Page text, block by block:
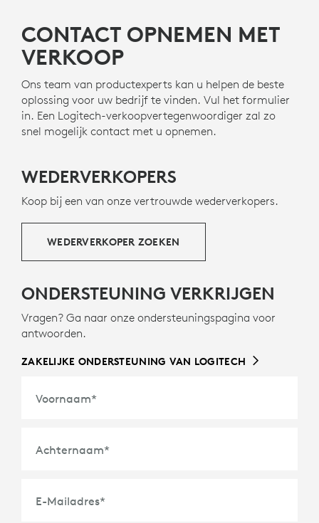
CONTACT OPNEMEN MET
VERKOOP
Ons team van productexperts kan u helpen de beste
oplossing voor uw bedrijf te vinden. Vul het formulier
in. Een Logitech-verkoopvertegenwoordiger zal zo
snel mogelijk contact met u opnemen.
WEDERVERKOPERS
Koop bij een van onze vertrouwde wederverkopers.
WEDERVERKOPER ZOEKEN
ONDERSTEUNING VERKRIJGEN
Vragen? Ga naar onze ondersteuningspagina voor
antwoorden.
ZAKELIJKE ONDERSTEUNING VAN LOGITECH
Voornaam*
Achternaam*
E-Mailadres*